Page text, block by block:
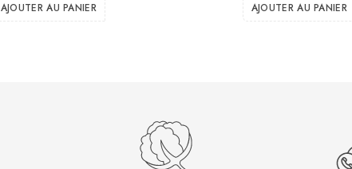
AJOUTER AU PANIER
AJOUTER AU PANIER